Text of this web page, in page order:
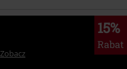
15%
Rabat
Zobacz